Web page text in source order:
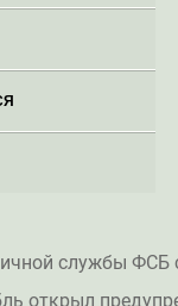
службы
открыл